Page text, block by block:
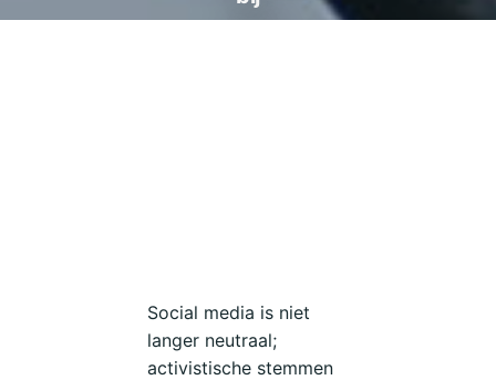
onze
e-
mail.
Social media is niet
langer neutraal;
activistische stemmen